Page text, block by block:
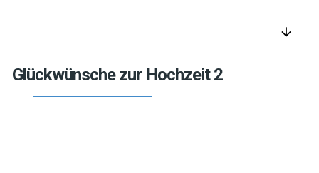
arrow_downward
Glückwünsche zur Hochzeit 2